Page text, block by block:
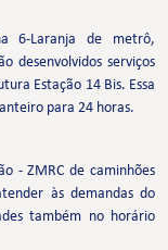
6-Laranja de metrô,
desenvolvidos serviços
Estação 14 Bis. Essa
para 24 horas.
- ZMRC de caminhões
às demandas do
também no horário